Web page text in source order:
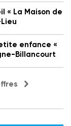
La Maison de
enfance «
Billancourt